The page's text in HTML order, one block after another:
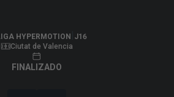
HYPERMOTION J16
Ciutat de Valencia
FINALIZADO